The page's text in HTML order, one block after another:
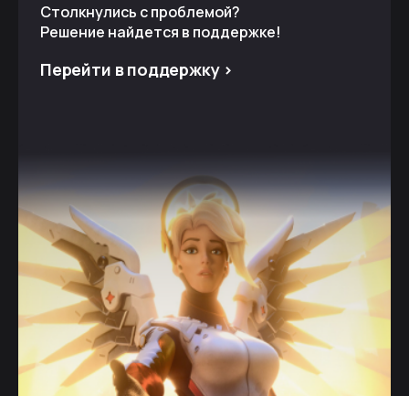
Столкнулись с проблемой?
Решение найдется в поддержке!
Перейти в поддержку >